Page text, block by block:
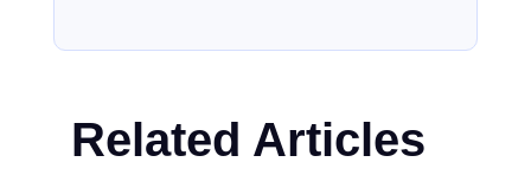
Related Articles